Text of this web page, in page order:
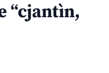
“cjantìn,